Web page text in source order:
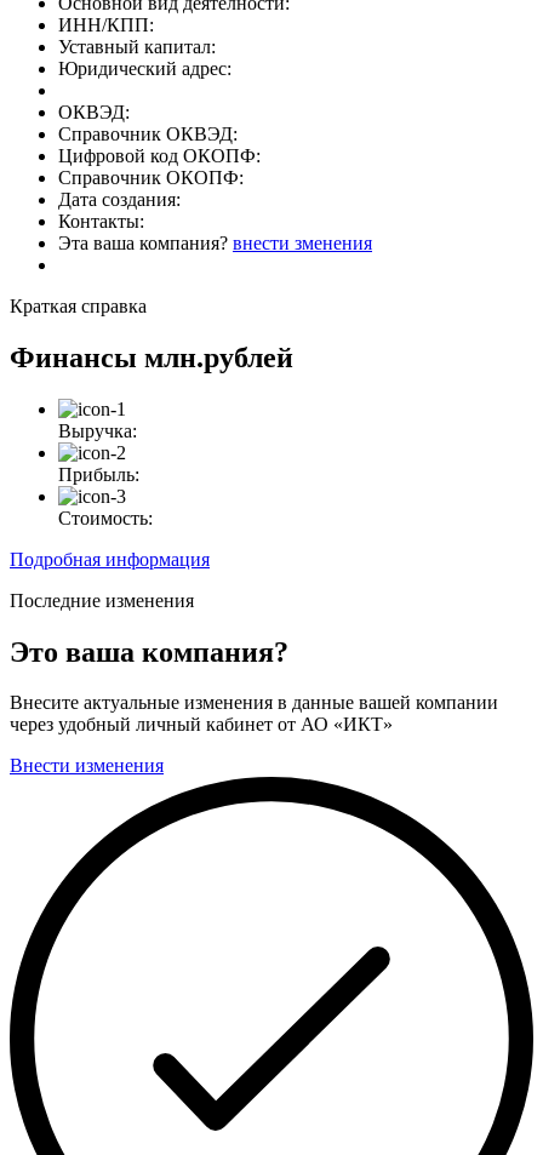
ИНН/КПП:
Уставный капитал:
Юридический адрес:
ОКВЭД:
Справочник ОКВЭД:
Цифровой код ОКОПФ:
Справочник ОКОПФ:
Дата создания:
Контакты:
Эта ваша компания? внести зменения
Краткая справка
Финансы млн.рублей
Выручка:
Прибыль:
Стоимость:
Подробная информация
Последние изменения
Это ваша компания?
Внесите актуальные изменения в данные вашей компании
через удобный личный кабинет от АО «ИКТ»
Внести изменения